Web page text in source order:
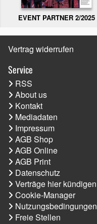
EVENT PARTNER 2/2025
Vertrag widerrufen
Service
RSS
About us
Kontakt
Mediadaten
Impressum
AGB Shop
AGB Online
AGB Print
Datenschutz
Verträge hier kündigen
Cookie-Manager
Nutzungsbedingungen
Freie Stellen